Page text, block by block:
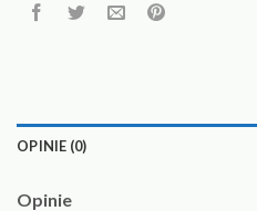
OPINIE (0)
Opinie